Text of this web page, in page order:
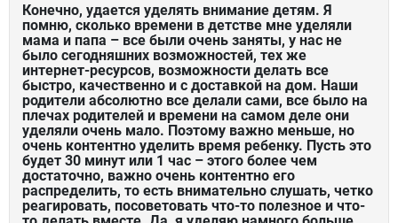
Конечно, удается уделять внимание детям. Я
помню, сколько времени в детстве мне уделяли
мама и папа – все были очень заняты, у нас не
было сегодняшних возможностей, тех же
интернет-ресурсов, возможности делать все
быстро, качественно и с доставкой на дом. Наши
родители абсолютно все делали сами, все было на
плечах родителей и времени на самом деле они
уделяли очень мало. Поэтому важно меньше, но
очень контентно уделить время ребенку. Пусть это
будет 30 минут или 1 час – этого более чем
достаточно, важно очень контентно его
распределить, то есть внимательно слушать, четко
реагировать, посоветовать что-то полезное и что-